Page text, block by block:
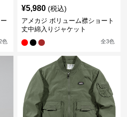
色
¥5,980 (税込)
アメカジ ボリューム襟ショート
丈中綿入りジャケット
全3色